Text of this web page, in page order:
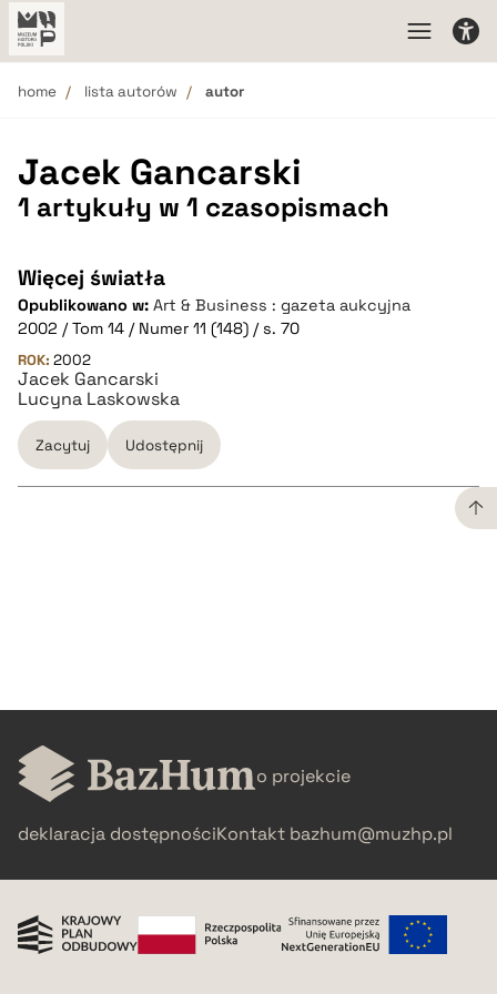
home lista autorów autor
Jacek Gancarski
1 artykuły w 1 czasopismach
Więcej światła
Opublikowano w: Art & Business : gazeta aukcyjna
2002 / Tom 14 / Numer 11 (148) / s. 70
ROK: 2002
Jacek Gancarski
Lucyna Laskowska
Zacytuj Udostępnij
pobierz cytat
o projekcie
deklaracja dostępnościKontakt bazhum@muzhp.pl